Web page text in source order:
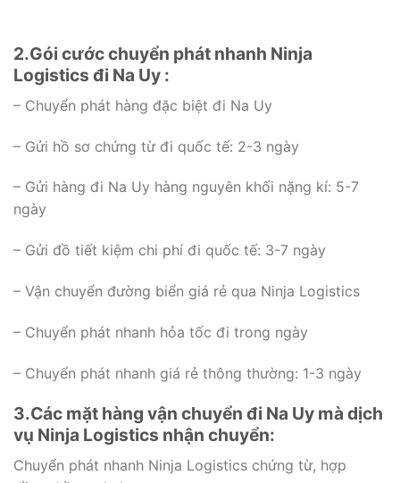
2.Gói cước chuyển phát nhanh Ninja
Logistics đi Na Uy :
– Chuyển phát hàng đặc biệt đi Na Uy
– Gửi hồ sơ chứng từ đi quốc tế: 2-3 ngày
– Gửi hàng đi Na Uy hàng nguyên khối nặng kí: 5-7
ngày
– Gửi đồ tiết kiệm chi phí đi quốc tế: 3-7 ngày
– Vận chuyển đường biển giá rẻ qua Ninja Logistics
– Chuyển phát nhanh hỏa tốc đi trong ngày
– Chuyển phát nhanh giá rẻ thông thường: 1-3 ngày
3.Các mặt hàng vận chuyển đi Na Uy mà dịch
vụ Ninja Logistics nhận chuyển:
Chuyển phát nhanh Ninja Logistics chứng từ, hợp